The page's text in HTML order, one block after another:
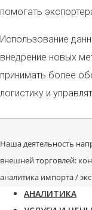
помогать
Использование
внедрение новых
принимать более
логистику и
Наша деятельность
внешней торговлей:
аналитика импорта /
АНАЛИТИКА